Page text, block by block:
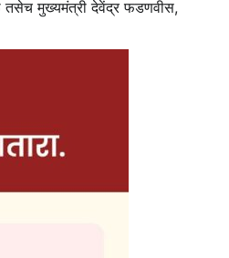
तसेच मुख्यमंत्री देवेंद्र फडणवीस,